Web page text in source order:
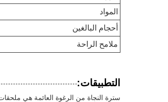
المواد
أحجام البالغين
ملامح الراحة
التطبيقات:
سترة النجاة من الرغوة العائمة هي